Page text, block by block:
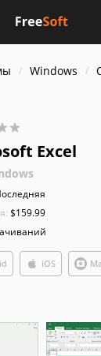
Windows
Excel
$159.99
iOS